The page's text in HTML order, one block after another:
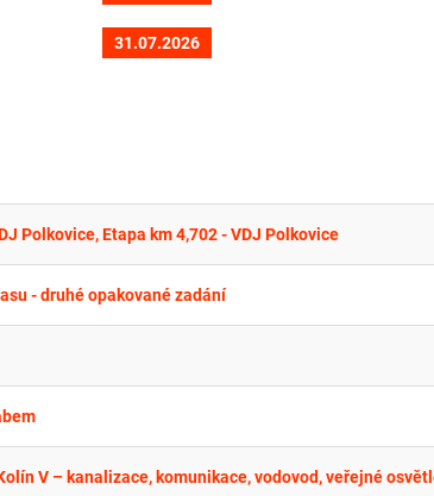
31.07.2026
Polkovice, Etapa km 4,702 - VDJ Polkovice
- druhé opakované zadání